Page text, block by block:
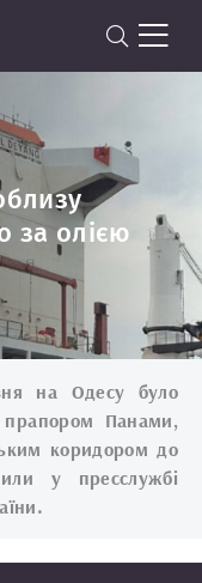
за олією
на Одесу було
прапором Панами,
коридором до
у пресслужбі